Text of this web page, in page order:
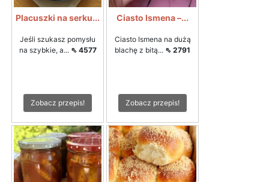
Placuszki na serku...
Jeśli szukasz pomysłu
na szybkie, a... ⇖ 4577
Zobacz przepis!
Ciasto Ismena –...
Ciasto Ismena na dużą
blachę z bitą... ⇖ 2791
Zobacz przepis!